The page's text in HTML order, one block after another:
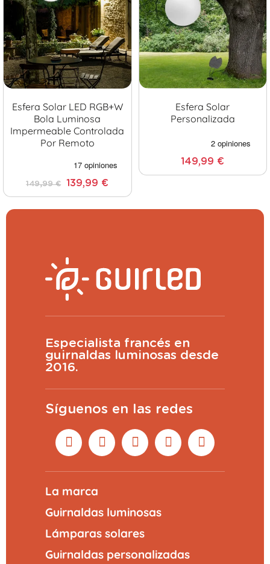
Esfera Solar LED RGB+W
Bola Luminosa
Impermeable Controlada
Por Remoto
149,99 € 139,99 €
Esfera Solar
Personalizada
149,99 €
Especialista francés en
guirnaldas luminosas desde
2016.
Síguenos en las redes
La marca
Guirnaldas luminosas
Lámparas solares
Guirnaldas personalizadas